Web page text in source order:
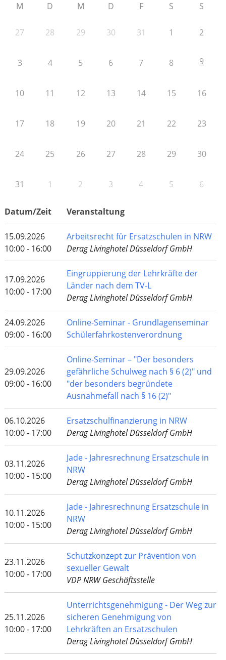
M D M D F S S
27 28 29 30 31 1 2
3 4 5 6 7 8 9
10 11 12 13 14 15 16
17 18 19 20 21 22 23
24 25 26 27 28 29 30
31 1 2 3 4 5 6
Datum/Zeit Veranstaltung
15.09.2026
10:00 - 16:00
Arbeitsrecht für Ersatzschulen in NRW
Derag Livinghotel Düsseldorf GmbH
17.09.2026
10:00 - 17:00
Eingruppierung der Lehrkräfte der
Länder nach dem TV-L
Derag Livinghotel Düsseldorf GmbH
24.09.2026
09:00 - 16:00
Online-Seminar - Grundlagenseminar
Schülerfahrkostenverordnung
29.09.2026
09:00 - 16:00
Online-Seminar – "Der besonders
gefährliche Schulweg nach § 6 (2)" und
"der besonders begründete
Ausnahmefall nach § 16 (2)"
06.10.2026
10:00 - 17:00
Ersatzschulfinanzierung in NRW
Derag Livinghotel Düsseldorf GmbH
03.11.2026
10:00 - 15:00
Jade - Jahresrechnung Ersatzschule in
NRW
Derag Livinghotel Düsseldorf GmbH
10.11.2026
10:00 - 15:00
Jade - Jahresrechnung Ersatzschule in
NRW
Derag Livinghotel Düsseldorf GmbH
23.11.2026
10:00 - 17:00
Schutzkonzept zur Prävention von
sexueller Gewalt
VDP NRW Geschäftsstelle
25.11.2026
10:00 - 17:00
Unterrichtsgenehmigung - Der Weg zur
sicheren Genehmigung von
Lehrkräften an Ersatzschulen
Derag Livinghotel Düsseldorf GmbH